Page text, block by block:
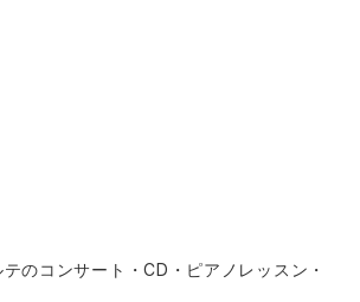
のコンサート・CD・ピアノレッスン・